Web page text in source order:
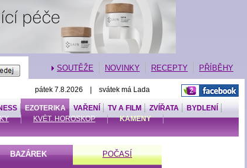
SOUTĚŽE NOVINKY RECEPTY PŘÍBĚHY
pátek 7.8.2026 | svátek má Lada
EZOTERIKA
KVĚT. HOROSKOP
KAMENY
VAŘENÍ TV A FILM ZVÍŘATA BYDLENÍ
BAZÁREK POČASÍ